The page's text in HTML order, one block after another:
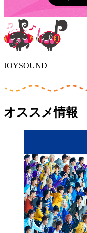
JOYSOUND
オススメ情報